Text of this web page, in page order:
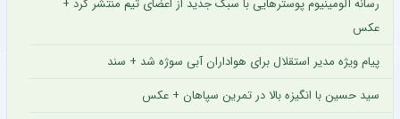
رسانه آلومینیوم پوسترهایی با سبک جدید از اعضای تیم منتشر کرد +
عکس
پیام ویژه مدیر استقلال برای هواداران آبی سوژه شد + سند
سید حسین با انگیزه بالا در تمرین سپاهان + عکس